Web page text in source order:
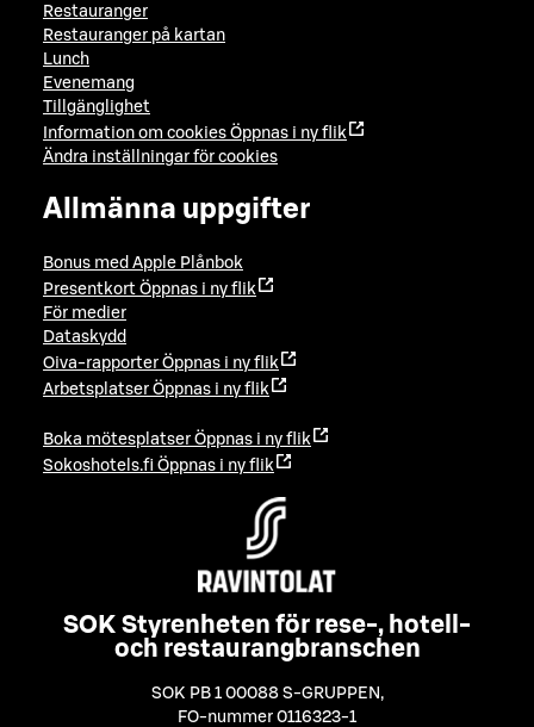
Restauranger
Restauranger på kartan
Lunch
Evenemang
Tillgänglighet
Information om cookies Öppnas i ny flik
Ändra inställningar för cookies
Allmänna uppgifter
Bonus med Apple Plånbok
Presentkort Öppnas i ny flik
För medier
Dataskydd
Oiva-rapporter Öppnas i ny flik
Arbetsplatser Öppnas i ny flik
Boka mötesplatser Öppnas i ny flik
Sokoshotels.fi Öppnas i ny flik
SOK Styrenheten för rese-, hotell-
och restaurangbranschen
SOK PB 1 00088 S-GRUPPEN ,
FO-nummer 0116323-1